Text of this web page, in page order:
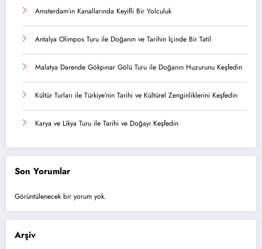
Amsterdam’ın Kanallarında Keyifli Bir Yolculuk
Antalya Olimpos Turu ile Doğanın ve Tarihin İçinde Bir Tatil
Malatya Darende Gökpınar Gölü Turu ile Doğanın Huzurunu Keşfedin
Kültür Turları ile Türkiye’nin Tarihi ve Kültürel Zenginliklerini Keşfedin
Karya ve Likya Turu ile Tarihi ve Doğayı Keşfedin
Son Yorumlar
Görüntülenecek bir yorum yok.
Arşiv